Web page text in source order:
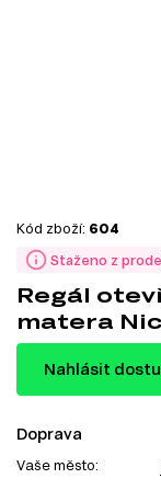
Staženo z
Kód zboží: 604
Regál
matera
Nahlásit
Doprava
Vaše město: